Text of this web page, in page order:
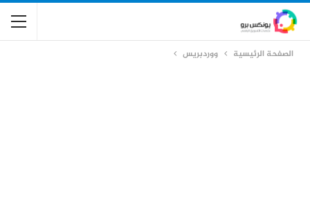
الصفحة الرئيسية ووردبريس